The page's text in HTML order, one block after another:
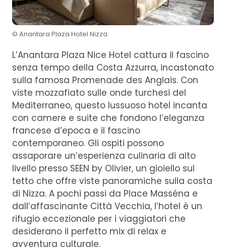
© Anantara Plaza Hotel Nizza
L’Anantara Plaza Nice Hotel cattura il fascino
senza tempo della Costa Azzurra, incastonato
sulla famosa Promenade des Anglais. Con
viste mozzafiato sulle onde turchesi del
Mediterraneo, questo lussuoso hotel incanta
con camere e suite che fondono l’eleganza
francese d’epoca e il fascino
contemporaneo. Gli ospiti possono
assaporare un’esperienza culinaria di alto
livello presso SEEN by Olivier, un gioiello sul
tetto che offre viste panoramiche sulla costa
di Nizza. A pochi passi da Place Masséna e
dall’affascinante Città Vecchia, l’hotel è un
rifugio eccezionale per i viaggiatori che
desiderano il perfetto mix di relax e
avventura culturale.